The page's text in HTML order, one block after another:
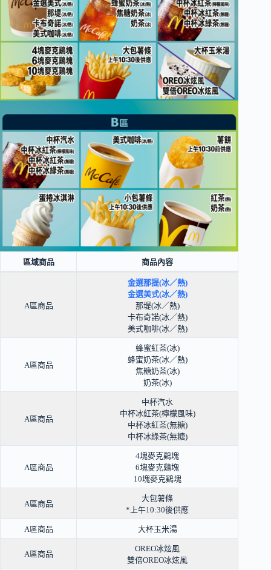
區域商品 商品內容
A區商品
金選那提(冰／熱)
金選美式(冰／熱)
那堤(冰／熱)
卡布奇諾(冰／熱)
美式咖啡(冰／熱)
A區商品
蜂蜜紅茶(冰)
蜂蜜奶茶(冰／熱)
焦糖奶茶(冰)
奶茶(冰)
A區商品
中杯汽水
中杯冰紅茶(檸檬風味)
中杯冰紅茶(無糖)
中杯冰綠茶(無糖)
A區商品
4塊麥克鷄塊
6塊麥克鷄塊
10塊麥克鷄塊
A區商品
大包薯條
*上午10:30後供應
A區商品 大杯玉米湯
A區商品
OREO冰炫風
雙倍OREO冰炫風